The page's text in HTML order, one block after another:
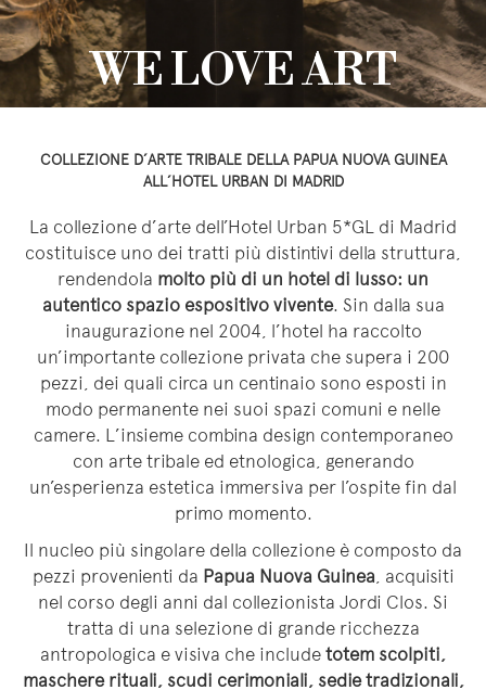
WE LOVE ART
COLLEZIONE D’ARTE TRIBALE DELLA PAPUA NUOVA GUINEA
ALL’HOTEL URBAN DI MADRID
La collezione d’arte dell’Hotel Urban 5*GL di Madrid
costituisce uno dei tratti più distintivi della struttura,
rendendola molto più di un hotel di lusso: un
autentico spazio espositivo vivente. Sin dalla sua
inaugurazione nel 2004, l’hotel ha raccolto
un’importante collezione privata che supera i 200
pezzi, dei quali circa un centinaio sono esposti in
modo permanente nei suoi spazi comuni e nelle
camere. L’insieme combina design contemporaneo
con arte tribale ed etnologica, generando
un’esperienza estetica immersiva per l’ospite fin dal
primo momento.
Il nucleo più singolare della collezione è composto da
pezzi provenienti da Papua Nuova Guinea, acquisiti
nel corso degli anni dal collezionista Jordi Clos. Si
tratta di una selezione di grande ricchezza
antropologica e visiva che include totem scolpiti,
maschere rituali, scudi cerimoniali, sedie tradizionali,